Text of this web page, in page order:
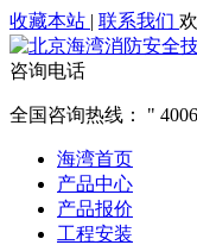
收藏本站 | 联系我们
咨询电话
全国咨询热线：
海湾首页
产品中心
产品报价
工程安装